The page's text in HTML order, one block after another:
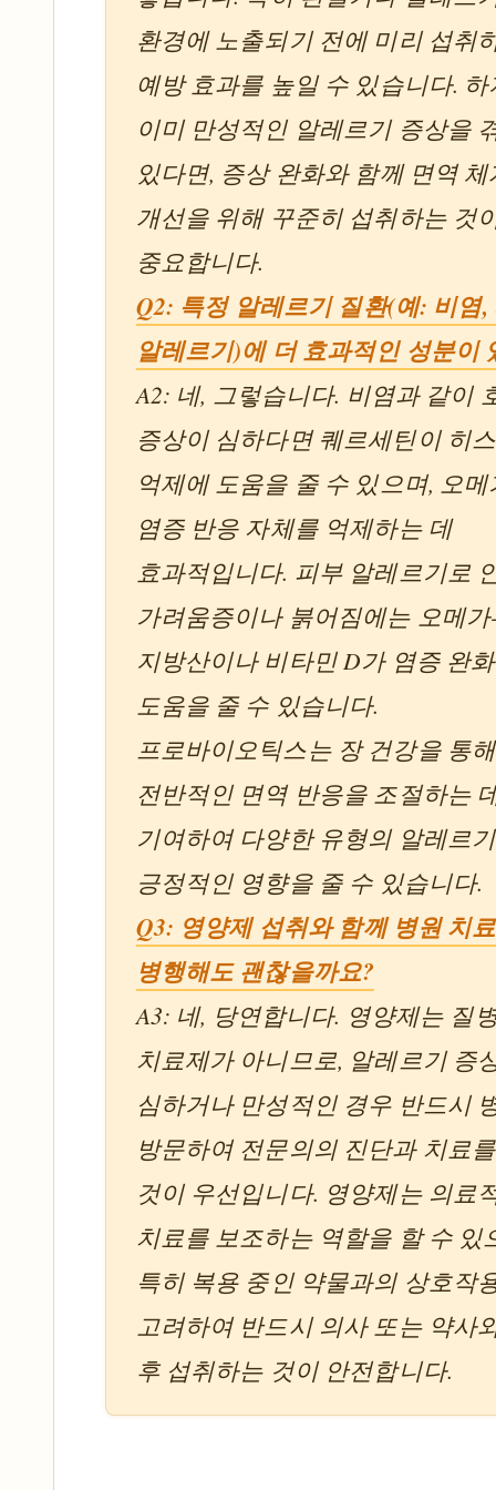
환경에 노출되기 전에 미리 섭취
예방 효과를 높일 수 있습니다.
이미 만성적인 알레르기 증상을
있다면, 증상 완화와 함께 면역 체
개선을 위해 꾸준히 섭취하는 것
중요합니다.
Q2: 특정 알레르기 질환(예: 비염,
알레르기)에 더 효과적인 성분이
A2: 네, 그렇습니다. 비염과 같이
증상이 심하다면 퀘르세틴이 히
억제에 도움을 줄 수 있으며, 오
염증 반응 자체를 억제하는 데
효과적입니다. 피부 알레르기로
가려움증이나 붉어짐에는 오메가
지방산이나 비타민 D가 염증 완
도움을 줄 수 있습니다.
프로바이오틱스는 장 건강을 통해
전반적인 면역 반응을 조절하는
기여하여 다양한 유형의 알레르
긍정적인 영향을 줄 수 있습니다.
Q3: 영양제 섭취와 함께 병원 치
병행해도 괜찮을까요?
A3: 네, 당연합니다. 영양제는 질
치료제가 아니므로, 알레르기 증
심하거나 만성적인 경우 반드시
방문하여 전문의의 진단과 치료
것이 우선입니다. 영양제는 의료
치료를 보조하는 역할을 할 수 있
특히 복용 중인 약물과의 상호작
고려하여 반드시 의사 또는 약사
후 섭취하는 것이 안전합니다.